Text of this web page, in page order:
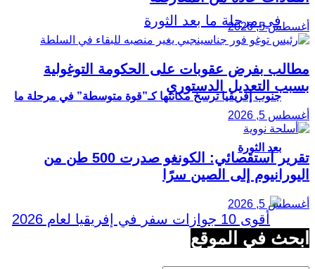
جنوب إفريقيا ترسخ مكانتها كـ”قوة متوسطة” في مرحلة ما
بعد الثورة
أغسطس 5, 2026
مطالب بفرض عقوبات على الحكومة التوغولية
بسبب التعديل الدستوري
أغسطس 5, 2026
تقرير استقصائي: الكونغو صدرت 500 طن من
اليورانيوم إلى الصين سرًا
أغسطس 5, 2026
ابحث في الموقع